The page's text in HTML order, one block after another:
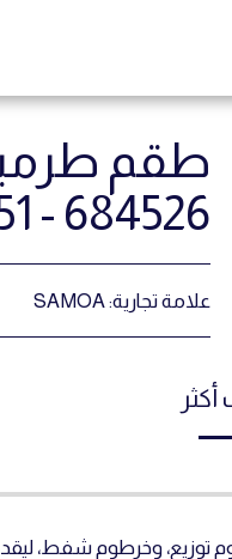
طقم
- 684526
علامة تجارية: SAMOA
توزيع، وخرطوم شفط،